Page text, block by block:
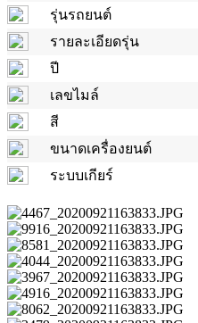
รุ่นรถยนต์
รายละเอียดรุ่น
ปี
เลขไมล์
สี
ขนาดเครื่องยนต์
ระบบเกียร์